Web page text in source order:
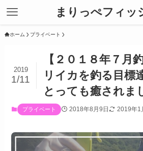
まりっぺフィッ
ホーム プライベート
【２０１８年７月
リイカを釣る目標
とっても癒されま
2019
1/11
プライベート 2018年8月9日 2019年1